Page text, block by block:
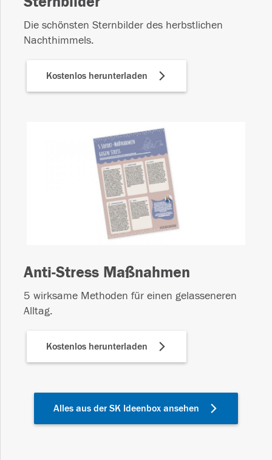
Die schönsten Sternbilder des herbstlichen
Nachthimmels.
Kostenlos herunterladen
Anti-Stress Maßnahmen
5 wirksame Methoden für einen gelasseneren
Alltag.
Kostenlos herunterladen
Alles aus der SK Ideenbox ansehen